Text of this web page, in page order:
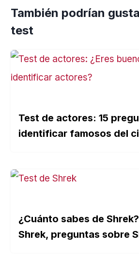
También podrían
test
Test de actores: 15
identificar famosos del
¿Cuánto sabes de
Shrek, preguntas sobre